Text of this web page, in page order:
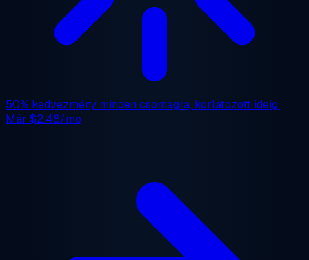
50% kedvezmény minden csomagra, korlátozott ideig.
Már $2.48/mo